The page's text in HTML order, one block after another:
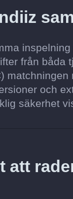
från båda
och
säkerhet
att